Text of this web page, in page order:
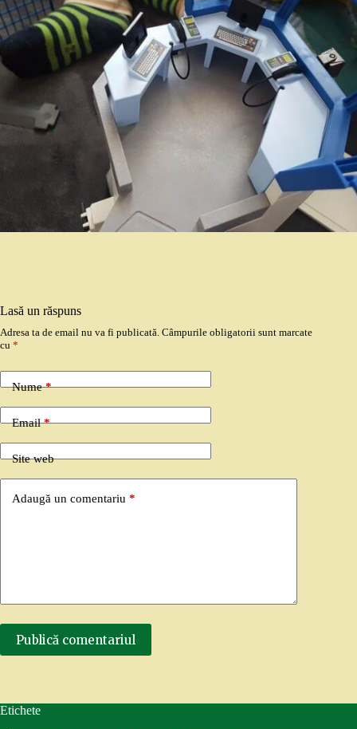
Lasă un răspuns
Adresa ta de email nu va fi publicată. Câmpurile obligatorii sunt marcate
cu *
Nume*
Email*
Site web
Adaugă un comentariu *
Publică comentariul
Etichete